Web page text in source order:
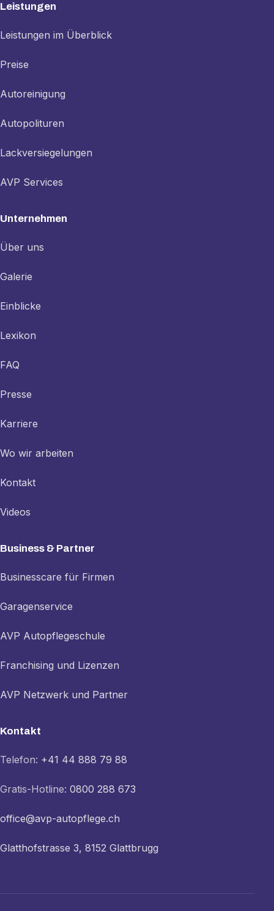
Leistungen
Leistungen im Überblick
Preise
Autoreinigung
Autopolituren
Lackversiegelungen
AVP Services
Unternehmen
Über uns
Galerie
Einblicke
Lexikon
FAQ
Presse
Karriere
Wo wir arbeiten
Kontakt
Videos
Business & Partner
Businesscare für Firmen
Garagenservice
AVP Autopflegeschule
Franchising und Lizenzen
AVP Netzwerk und Partner
Kontakt
Telefon: +41 44 888 79 88
Gratis-Hotline: 0800 288 673
office@avp-autopflege.ch
Glatthofstrasse 3, 8152 Glattbrugg